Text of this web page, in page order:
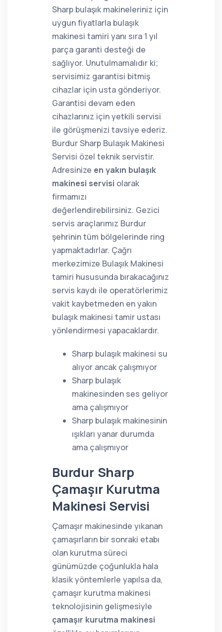
Sharp bulaşık makineleriniz için
uygun fiyatlarla bulaşık
makinesi tamiri yanı sıra 1 yıl
parça garanti desteği de
sağlıyor. Unutulmamalıdır ki;
servisimiz garantisi bitmiş
cihazlar için usta gönderiyor.
Garantisi devam eden
cihazlarınız için yetkili servisi
ile görüşmenizi tavsiye ederiz.
Burdur Sharp Bulaşık Makinesi
Servisi özel teknik servistir.
Adresinize en yakın bulaşık
makinesi servisi olarak
firmamızı
değerlendirebilirsiniz. Gezici
servis araçlarımız Burdur
şehrinin tüm bölgelerinde ring
yapmaktadırlar. Çağrı
merkezimize Bulaşık Makinesi
tamiri hususunda bırakacağınız
servis kaydı ile operatörlerimiz
vakit kaybetmeden en yakın
bulaşık makinesi tamir ustası
yönlendirmesi yapacaklardır.
Sharp bulaşık makinesi su
alıyor ancak çalışmıyor
Sharp bulaşık
makinesinden ses geliyor
ama çalışmıyor
Sharp bulaşık makinesinin
ışıkları yanar durumda
ama çalışmıyor
Burdur Sharp
Çamaşır Kurutma
Makinesi Servisi
Çamaşır makinesinde yıkanan
çamaşırların bir sonraki etabı
olan kurutma süreci
günümüzde çoğunlukla hala
klasik yöntemlerle yapılsa da,
çamaşır kurutma makinesi
teknolojisinin gelişmesiyle
çamaşır kurutma makinesi